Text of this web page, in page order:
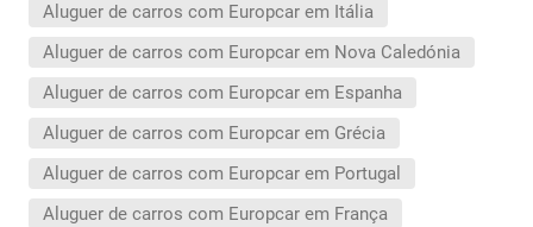
Aluguer de carros com Europcar em Itália
Aluguer de carros com Europcar em Nova Caledónia
Aluguer de carros com Europcar em Espanha
Aluguer de carros com Europcar em Grécia
Aluguer de carros com Europcar em Portugal
Aluguer de carros com Europcar em França